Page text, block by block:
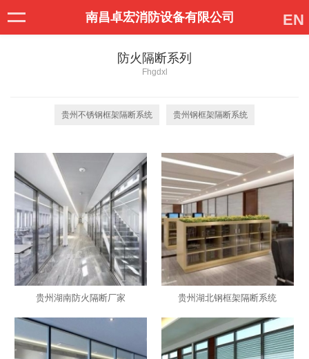
南昌卓宏消防设备有限公司 EN
防火隔断系列
Fhgdxl
贵州不锈钢框架隔断系统 贵州钢框架隔断系统
贵州湖南防火隔断厂家 贵州湖北钢框架隔断系统